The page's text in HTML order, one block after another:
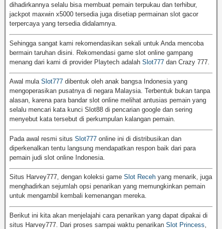
dihadirkannya selalu bisa membuat pemain terpukau dan terhibur,
jackpot maxwin x5000 tersedia juga disetiap permainan slot gacor
terpercaya yang tersedia didalamnya.
Sehingga sangat kami rekomendasikan sekali untuk Anda mencoba
bermain taruhan disini. Rekomendasi game slot online gampang
menang dari kami di provider Playtech adalah Slot777 dan Crazy 777.
Awal mula Slot777 dibentuk oleh anak bangsa Indonesia yang
mengoperasikan pusatnya di negara Malaysia. Terbentuk bukan tanpa
alasan, karena para bandar slot online melihat antusias pemain yang
selalu mencari kata kunci Slot88 di pencarian google dan sering
menyebut kata tersebut di perkumpulan kalangan pemain.
Pada awal resmi situs Slot777 online ini di distribusikan dan
diperkenalkan tentu langsung mendapatkan respon baik dari para
pemain judi slot online Indonesia.
Situs Harvey777, dengan koleksi game Slot Receh yang menarik, juga
menghadirkan sejumlah opsi penarikan yang memungkinkan pemain
untuk mengambil kembali kemenangan mereka.
Berikut ini kita akan menjelajahi cara penarikan yang dapat dipakai di
situs Harvey777. Dari proses sampai waktu penarikan Slot Princess